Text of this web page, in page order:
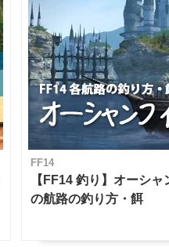
FF14
【FF14 釣り】オーシ
の航路の釣り方・餌